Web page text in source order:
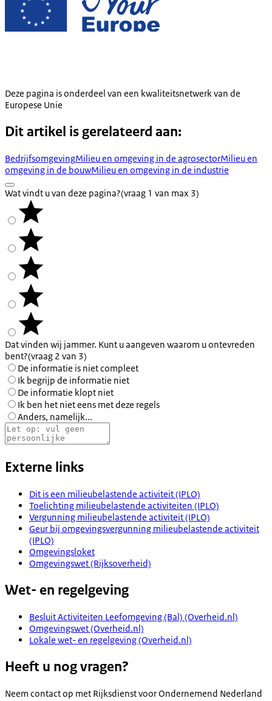
Deze pagina is onderdeel van een kwaliteitsnetwerk van de
Europese Unie
Dit artikel is gerelateerd aan:
BedrijfsomgevingMilieu en omgeving in de agrosectorMilieu en
omgeving in de bouwMilieu en omgeving in de industrie
Wat vindt u van deze pagina?(vraag 1 van max 3)
Dat vinden wij jammer. Kunt u aangeven waarom u ontevreden
bent?(vraag 2 van 3)
De informatie is niet compleet
Ik begrijp de informatie niet
De informatie klopt niet
Ik ben het niet eens met deze regels
Anders, namelijk...
Externe links
Dit is een milieubelastende activiteit (IPLO)
Toelichting milieubelastende activiteiten (IPLO)
Vergunning milieubelastende activiteit (IPLO)
Geur bij omgevingsvergunning milieubelastende activiteit
(IPLO)
Omgevingsloket
Omgevingswet (Rijksoverheid)
Wet- en regelgeving
Besluit Activiteiten Leefomgeving (Bal) (Overheid.nl)
Omgevingswet (Overheid.nl)
Lokale wet- en regelgeving (Overheid.nl)
Heeft u nog vragen?
Neem contact op met Rijksdienst voor Ondernemend Nederland